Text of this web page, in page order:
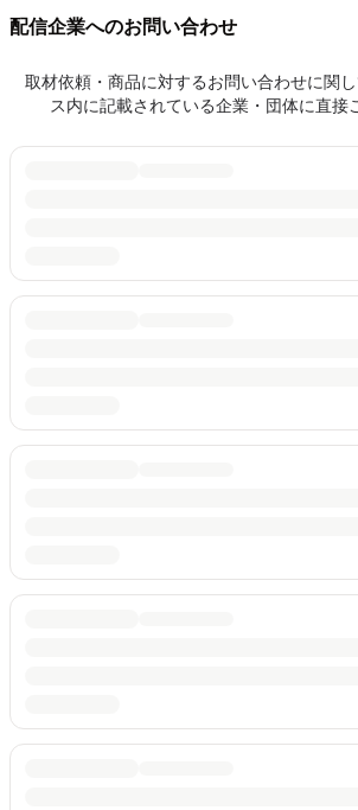
配信企業へのお問い合わせ
取材依頼・商品に対するお問い合わせに関
ス内に記載されている企業・団体に直接